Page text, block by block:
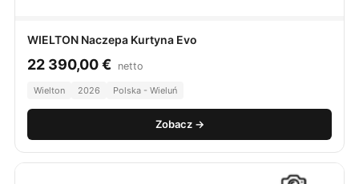
WIELTON Naczepa Kurtyna Evo
22 390,00€ netto
Wielton 2026 Polska - Wieluń
Zobacz →